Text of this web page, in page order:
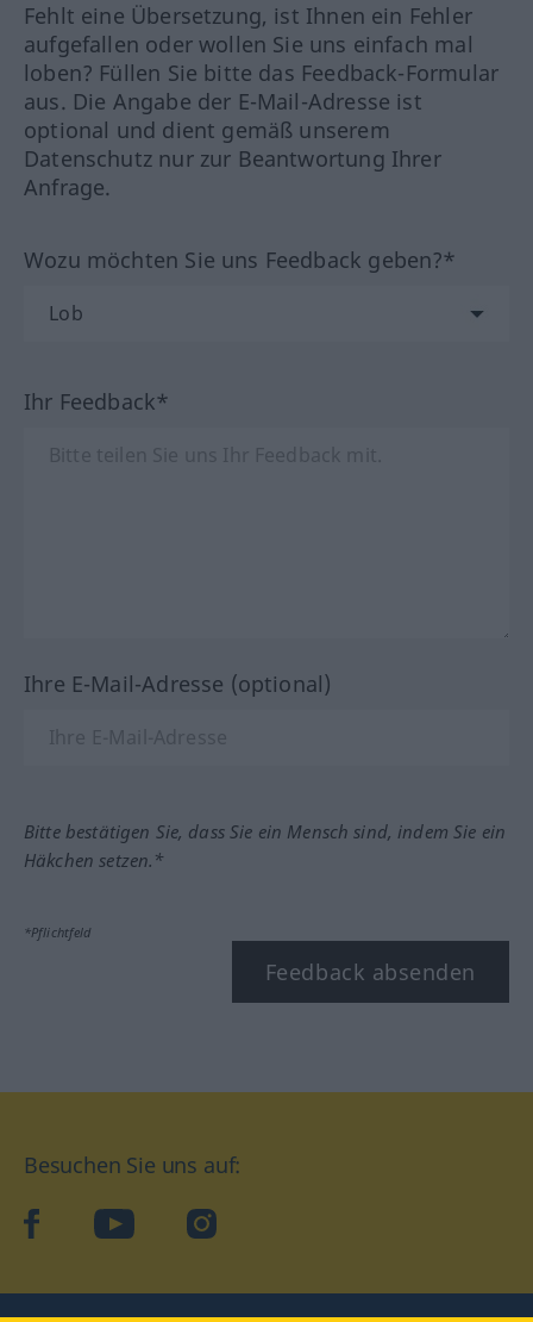
Fehlt eine Übersetzung, ist Ihnen ein Fehler
aufgefallen oder wollen Sie uns einfach mal
loben? Füllen Sie bitte das Feedback-Formular
aus. Die Angabe der E-Mail-Adresse ist
optional und dient gemäß unserem
Datenschutz nur zur Beantwortung Ihrer
Anfrage.
Wozu möchten Sie uns Feedback geben?*
Ihr Feedback*
Ihre E-Mail-Adresse (optional)
Bitte bestätigen Sie, dass Sie ein Mensch sind, indem Sie ein
Häkchen setzen.*
*Pflichtfeld
Feedback absenden
Besuchen Sie uns auf:
facebookYouTube Instagram